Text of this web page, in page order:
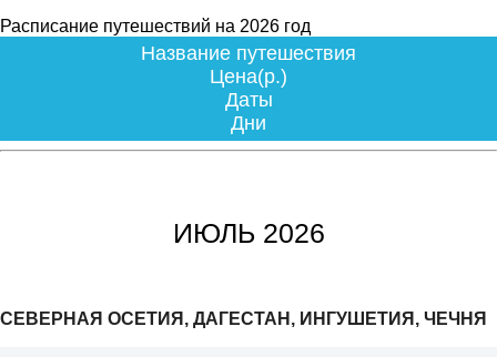
Расписание путешествий на 2026 год
Название путешествия
Цена(р.)
Даты
Дни
ИЮЛЬ 2026
СЕВЕРНАЯ ОСЕТИЯ, ДАГЕСТАН, ИНГУШЕТИЯ, ЧЕЧНЯ